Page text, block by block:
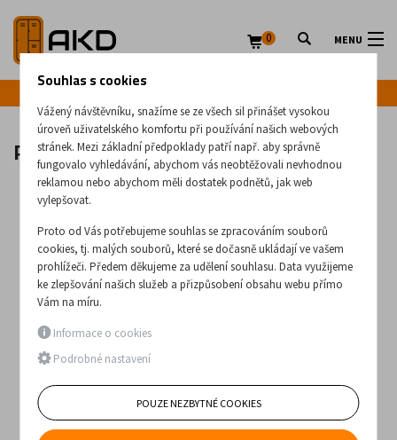
MENU
0
Pojízdné ocelové lešení 7200/02
Souhlas s cookies
Vážený návštěvníku, snažíme se ze všech sil přinášet vysokou
úroveň uživatelského komfortu při používání našich webových
stránek. Mezi základní předpoklady patří např. aby správně
fungovalo vyhledávání, abychom vás neobtěžovali nevhodnou
reklamou nebo abychom měli dostatek podnětů, jak web
vylepšovat.
Proto od Vás potřebujeme souhlas se zpracováním souborů
cookies, tj. malých souborů, které se dočasně ukládají ve vašem
prohlížeči. Předem děkujeme za udělení souhlasu. Data využijeme
ke zlepšování našich služeb a přizpůsobení obsahu webu přímo
Vám na míru.
Informace o cookies
Podrobné nastavení
POUZE NEZBYTNÉ COOKIES